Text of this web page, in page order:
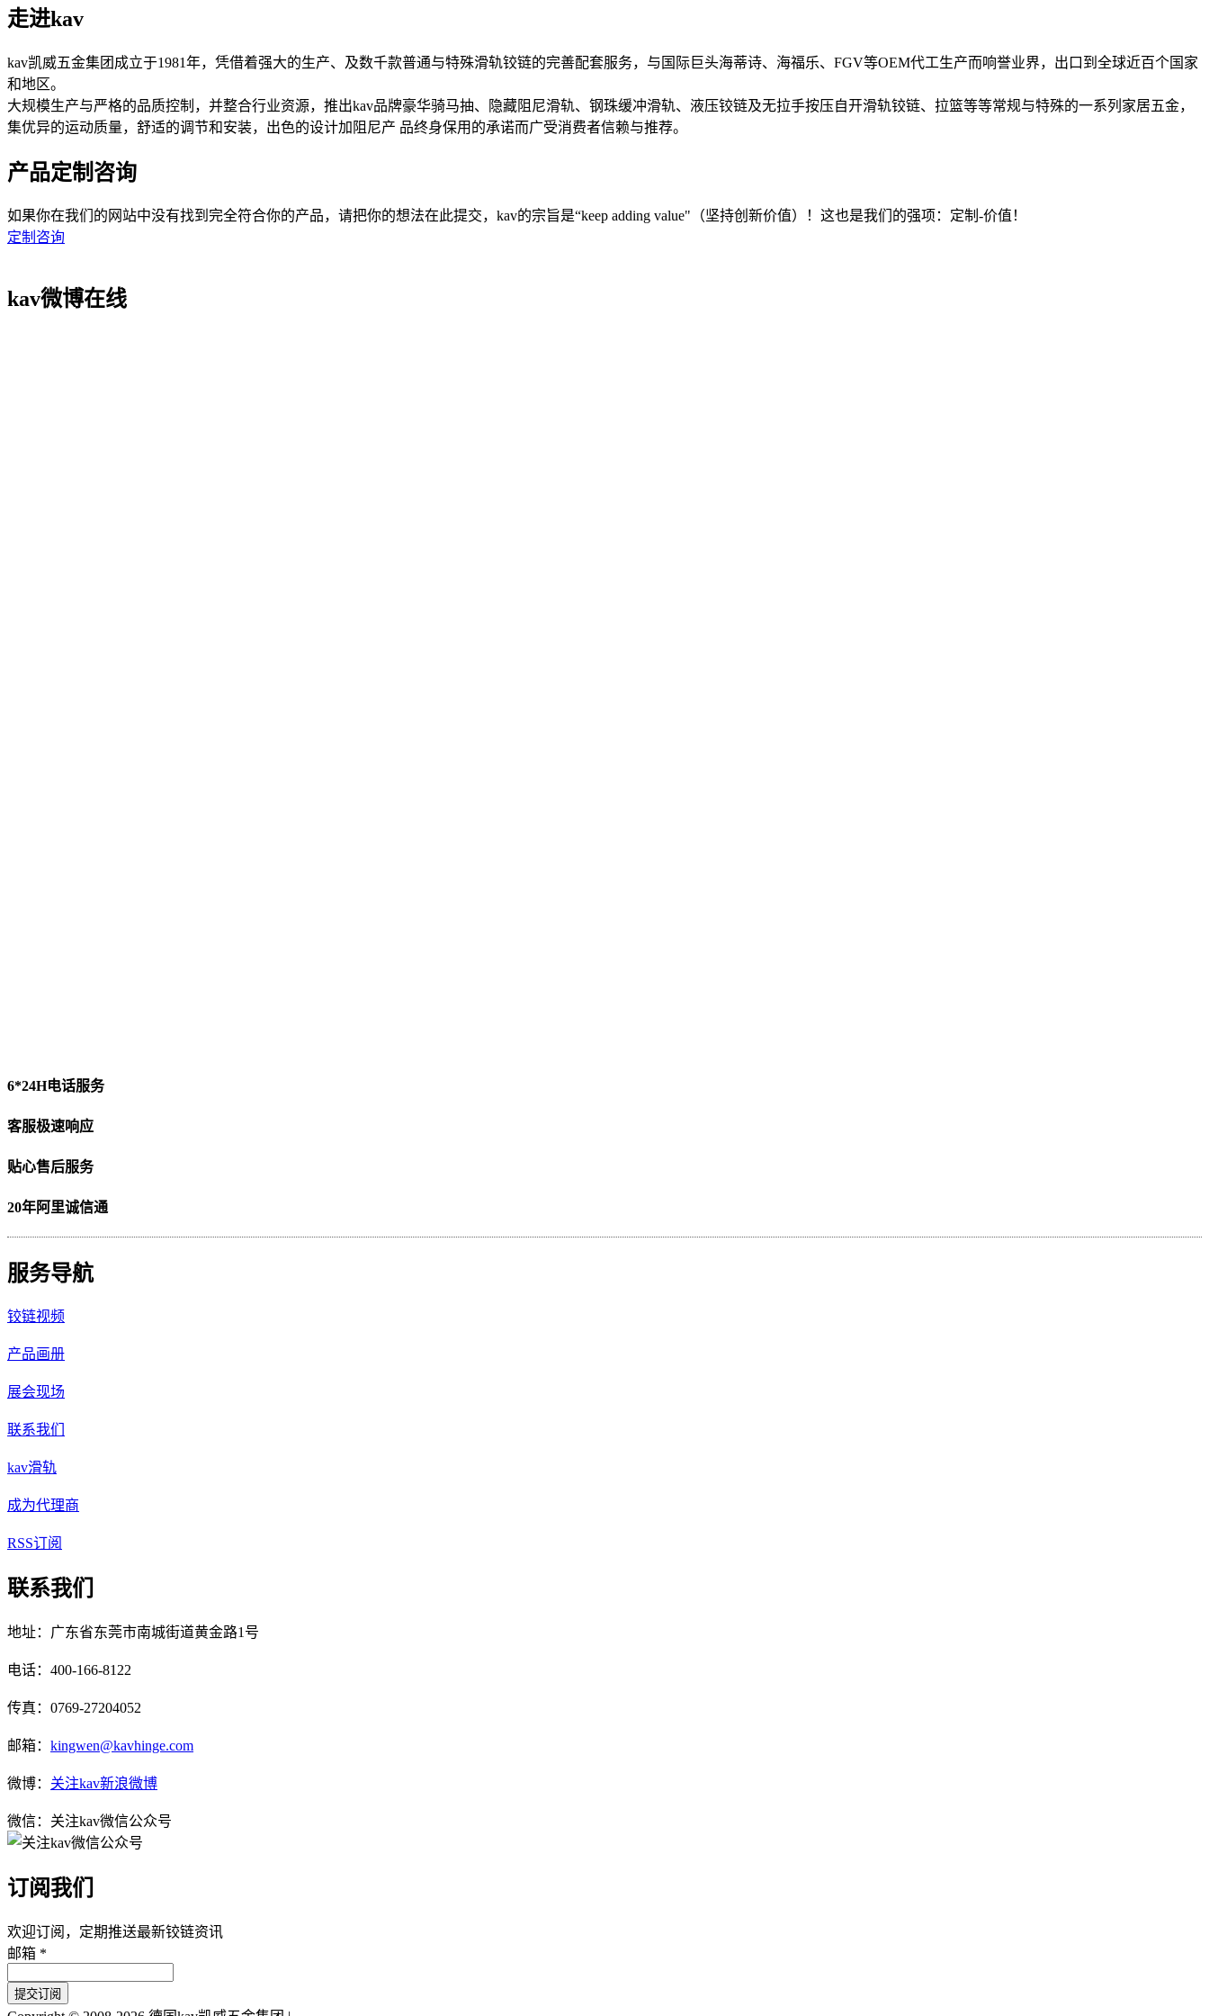
走进kav
kav凯威五金集团成立于1981年，凭借着强大的生产、及数千款普通与特殊滑轨铰链的完善配套服务，与国际巨头海蒂诗、海福乐、FGV等OEM代工生产而响誉业界，出口到全球近百个国家
和地区。
大规模生产与严格的品质控制，并整合行业资源，推出kav品牌豪华骑马抽、隐藏阻尼滑轨、钢珠缓冲滑轨、液压铰链及无拉手按压自开滑轨铰链、拉篮等等常规与特殊的一系列家居五金，
集优异的运动质量，舒适的调节和安装，出色的设计加阻尼产 品终身保用的承诺而广受消费者信赖与推荐。
产品定制咨询
如果你在我们的网站中没有找到完全符合你的产品，请把你的想法在此提交，kav的宗旨是“keep adding value"（坚持创新价值）！这也是我们的强项：定制-价值！
定制咨询
kav微博在线
6*24H电话服务
客服极速响应
贴心售后服务
20年阿里诚信通
服务导航
铰链视频
产品画册
展会现场
联系我们
kav滑轨
成为代理商
RSS订阅
联系我们
地址：广东省东莞市南城街道黄金路1号
电话：400-166-8122
传真：0769-27204052
邮箱： kingwen@kavhinge.com
微博： 关注kav新浪微博
微信：关注kav微信公众号
订阅我们
欢迎订阅，定期推送最新铰链资讯
邮箱 *